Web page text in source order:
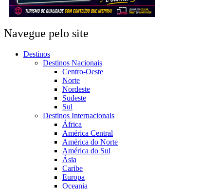
Navegue pelo site
Destinos
Destinos Nacionais
Centro-Oeste
Norte
Nordeste
Sudeste
Sul
Destinos Internacionais
África
América Central
América do Norte
América do Sul
Ásia
Caribe
Europa
Oceania